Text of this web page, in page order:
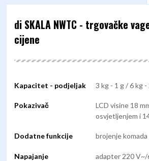
di SKALA NWTC - trgovačke
cijene
Kapacitet - podjeljak 3 kg - 1 g / 6 kg
Pokazivač
LCD visine 18
osvjetljenjem i
Dodatne funkcije brojenje komada
Napajanje
adapter 220 V~/